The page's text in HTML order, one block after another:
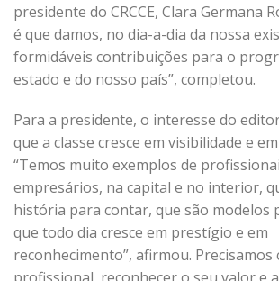
presidente do CRCCE, Clara Germana
é que damos, no dia-a-dia da nossa
formidáveis contribuições para o
estado e do nosso país”, completou.
Para a presidente, o interesse do
que a classe cresce em visibilidade e
“Temos muito exemplos de
empresários, na capital e no interior,
história para contar, que são modelos
que todo dia cresce em prestígio e em
reconhecimento”, afirmou. Precisamos